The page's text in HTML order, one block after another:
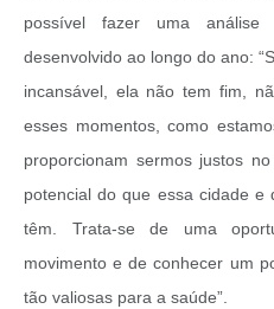
possível fazer uma
desenvolvido ao longo do ano:
incansável, ela não tem fim,
esses momentos, como
proporcionam sermos justos
potencial do que essa cidade e
têm. Trata-se de uma
movimento e de conhecer um
tão valiosas para a saúde”.